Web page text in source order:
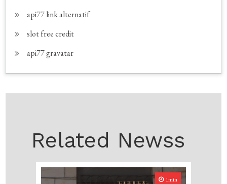
api77 link alternatif
slot free credit
api77 gravatar
Related Newss
1min